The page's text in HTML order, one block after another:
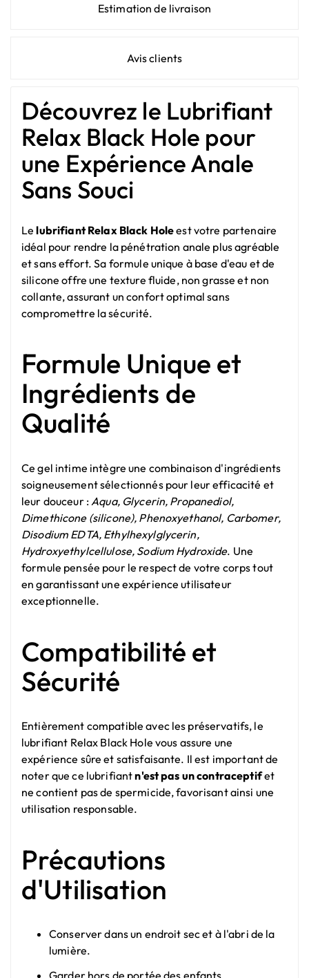
Estimation de livraison
Avis clients
Découvrez le Lubrifiant
Relax Black Hole pour
une Expérience Anale
Sans Souci
Lelubrifiant Relax Black Holeest votre partenaire
idéal pour rendre la pénétration anale plus agréable
et sans effort. Sa formule unique à base d'eau et de
silicone offre une texture fluide, non grasse et non
collante, assurant un confort optimal sans
compromettre la sécurité.
Formule Unique et
Ingrédients de
Qualité
Ce gel intime intègre une combinaison d'ingrédients
soigneusement sélectionnés pour leur efficacité et
leur douceur : Aqua, Glycerin, Propanediol,
Dimethicone (silicone), Phenoxyethanol, Carbomer,
Disodium EDTA, Ethylhexylglycerin,
Hydroxyethylcellulose, Sodium Hydroxide. Une
formule pensée pour le respect de votre corps tout
en garantissant une expérience utilisateur
exceptionnelle.
Compatibilité et
Sécurité
Entièrement compatible avec les préservatifs, le
lubrifiant Relax Black Hole vous assure une
expérience sûre et satisfaisante. Il est important de
noter que ce lubrifiantn'est pas un contraceptifet
ne contient pas de spermicide, favorisant ainsi une
utilisation responsable.
Précautions
d'Utilisation
Conserver dans un endroit sec et à l'abri de la
lumière.
Garder hors de portée des enfants.